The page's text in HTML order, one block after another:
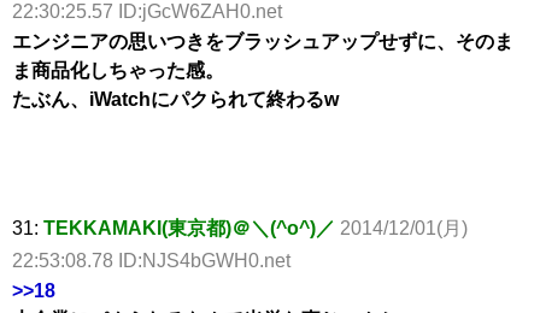
22:30:25.57 ID:jGcW6ZAH0.net
エンジニアの思いつきをブラッシュアップせずに、そのま
ま商品化しちゃった感。
たぶん、iWatchにパクられて終わるw
31: TEKKAMAKI(東京都)＠＼(^o^)／ 2014/12/01(月)
22:53:08.78 ID:NJS4bGWH0.net
>>18